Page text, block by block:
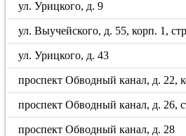
ул. Урицкого, д. 9
ул. Выучейского, д. 55, корп. 1,
ул. Урицкого, д. 43
проспект Обводный канал, д. 22,
проспект Обводный канал, д. 26,
проспект Обводный канал, д. 28